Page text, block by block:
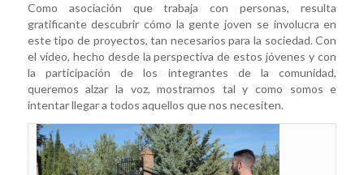
Como asociación que trabaja con personas, resulta
gratificante descubrir cómo la gente joven se involucra en
este tipo de proyectos, tan necesarios para la sociedad. Con
el vídeo, hecho desde la perspectiva de estos jóvenes y con
la participación de los integrantes de la comunidad,
queremos alzar la voz, mostrarnos tal y como somos e
intentar llegar a todos aquellos que nos necesiten.